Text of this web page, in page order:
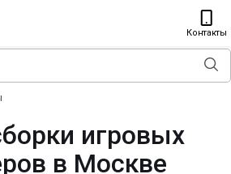
Контакты
игровых
в Москве